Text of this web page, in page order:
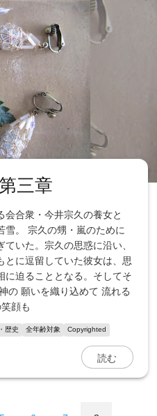
三章
会合衆・今井宗久の養女と
雪。 宗久の甥・嵐のために
いた。宗久の思惑に沿い、
とに逗留していた彼女は、思
に迫ることとなる。そしてそ
願いを織り込めて 流れる
顔も
歴史 全年齢対象 Copyrighted
読む